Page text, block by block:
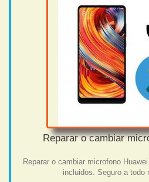
Reparar o cambiar
Reparar o cambiar microfono
incluidos. Seguro a todo